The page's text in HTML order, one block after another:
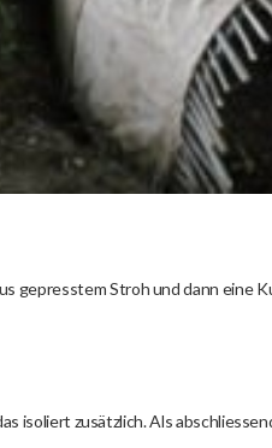
gepresstem Stroh und dann eine
isoliert zusätzlich. Als